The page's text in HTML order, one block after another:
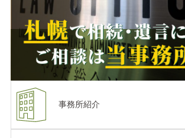
事務所紹介